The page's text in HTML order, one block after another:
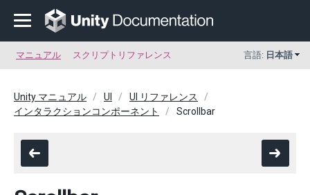
マニュアル スクリプトリファレンス 言語: 日本語
Unity マニュアル UI
UI リファレンス
インタラクションコンポーネント
Scrollbar